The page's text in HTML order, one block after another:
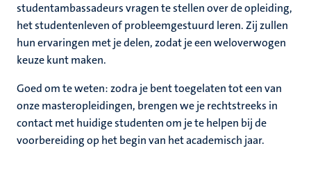
studentambassadeurs vragen te stellen over de opleiding,
het studentenleven of probleemgestuurd leren. Zij zullen
hun ervaringen met je delen, zodat je een weloverwogen
keuze kunt maken.
Goed om te weten: zodra je bent toegelaten tot een van
onze masteropleidingen, brengen we je rechtstreeks in
contact met huidige studenten om je te helpen bij de
voorbereiding op het begin van het academisch jaar.